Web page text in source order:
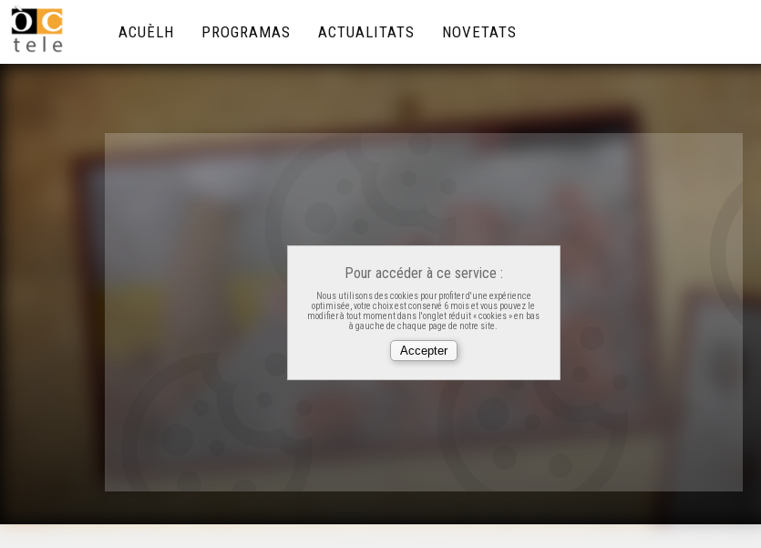
ACUÈLH PROGRAMAS ACTUALITATS NOVETATS
Pour accéder à ce service :
Nous utilisons des cookies pour profiter d'une expérience
optimisée, votre choix est conservé 6 mois et vous pouvez le
modifier à tout moment dans l'onglet réduit « cookies » en bas
à gauche de chaque page de notre site.